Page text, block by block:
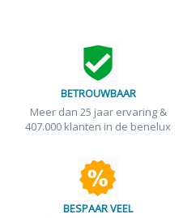
BETROUWBAAR
Meer dan 25 jaar ervaring &
407.000 klanten in de benelux
BESPAAR VEEL